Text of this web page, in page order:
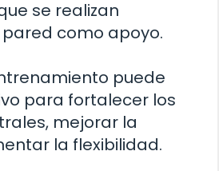
se realizan
como apoyo.
puede
para fortalecer los
mejorar la
la flexibilidad.